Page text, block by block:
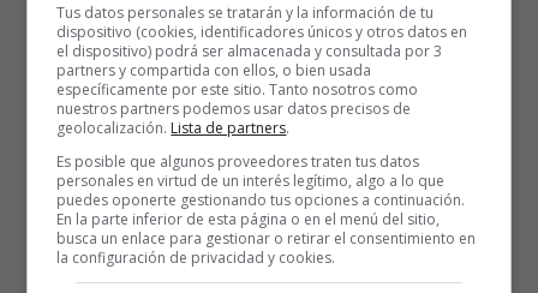
Tus datos personales se tratarán y la información de tu
dispositivo (cookies, identificadores únicos y otros datos en
el dispositivo) podrá ser almacenada y consultada por 3
partners y compartida con ellos, o bien usada
específicamente por este sitio. Tanto nosotros como
nuestros partners podemos usar datos precisos de
geolocalización. Lista de partners.
Es posible que algunos proveedores traten tus datos
personales en virtud de un interés legítimo, algo a lo que
puedes oponerte gestionando tus opciones a continuación.
En la parte inferior de esta página o en el menú del sitio,
busca un enlace para gestionar o retirar el consentimiento en
la configuración de privacidad y cookies.